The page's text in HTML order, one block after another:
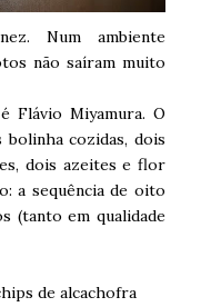
Num ambiente
não saíram muito
Flávio Miyamura. O
cozidas, dois
dois azeites e flor
a sequência de oito
(tanto em qualidade
de alcachofra